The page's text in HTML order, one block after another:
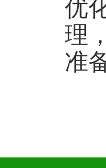
优
理
准